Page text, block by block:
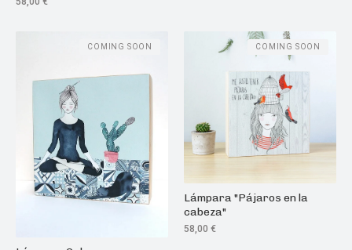
COMING SOON
Lámpara "Pájaros en la
cabeza"
58,00 €
COMING SOON